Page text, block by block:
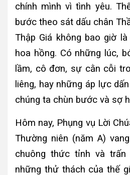
chính mình vì tình yêu.
bước theo sát dấu chân
Thập Giá không bao giờ
hoa hồng. Có những lúc,
lầm, cô đơn, sự cằn cỗi
liêng, hay những áp lực
chúng ta chùn bước và sợ
Hôm nay, Phụng vụ Lời
Thường niên (năm A)
chuông thức tỉnh và trấn
những thử thách của thế